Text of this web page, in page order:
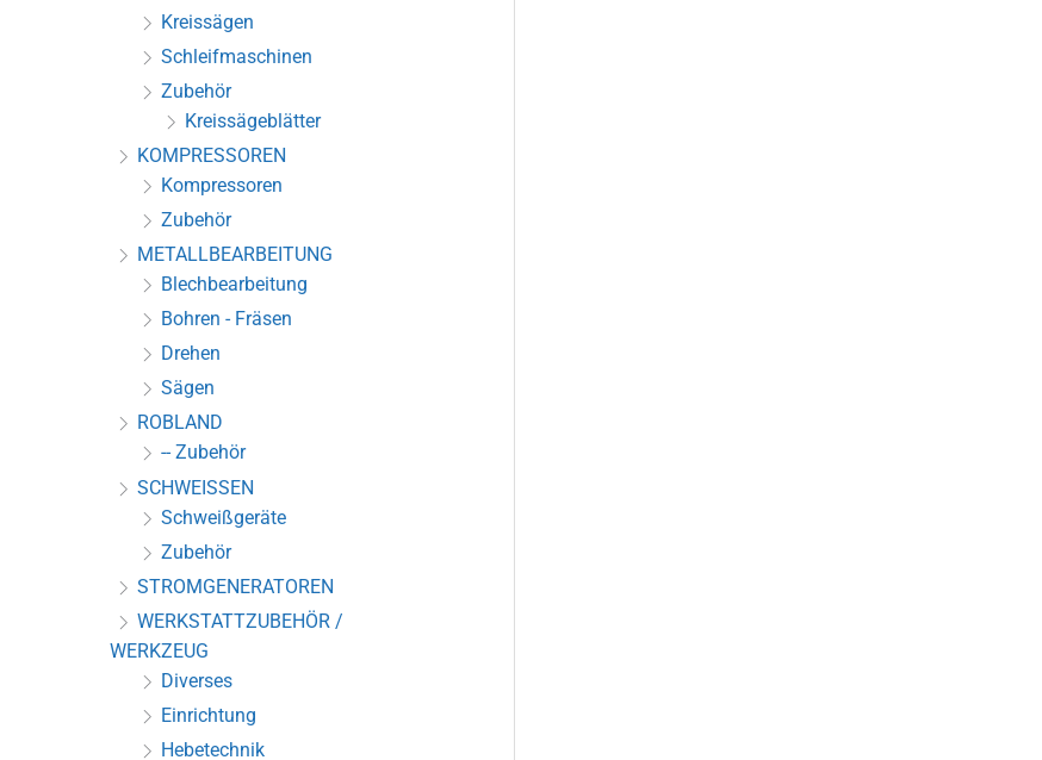
Kreissägen
Schleifmaschinen
Zubehör
Kreissägeblätter
KOMPRESSOREN
Kompressoren
Zubehör
METALLBEARBEITUNG
Blechbearbeitung
Bohren - Fräsen
Drehen
Sägen
ROBLAND
-- Zubehör
SCHWEISSEN
Schweißgeräte
Zubehör
STROMGENERATOREN
WERKSTATTZUBEHÖR /
WERKZEUG
Diverses
Einrichtung
Hebetechnik